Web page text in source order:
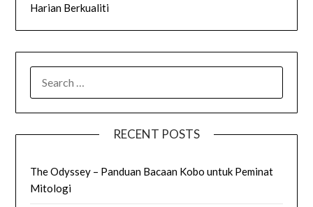
Harian Berkualiti
FOR:
RECENT POSTS
The Odyssey – Panduan Bacaan Kobo untuk Peminat
Mitologi